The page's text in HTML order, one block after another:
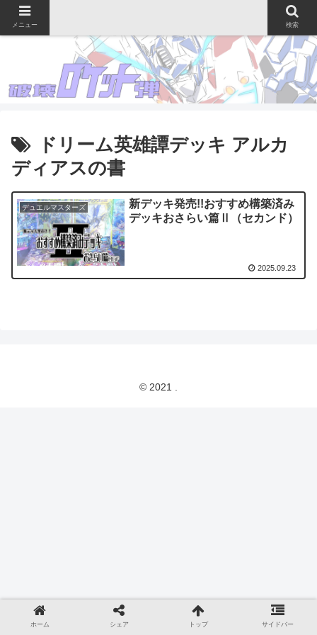
ドリーム英雄譚デッキ アルカ
ディアスの書
デュエルマスターズ
新デッキ発売!!おすすめ構築済み
デッキおさらい篇Ⅱ（セカンド）
2025.09.23
© 2021 .
メニュー 検索
ホーム シェア トップ サイドバー